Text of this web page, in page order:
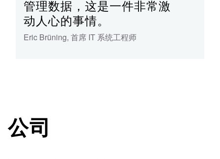
管理数据，这是一件非常激
动人心的事情。
Eric Brüning, 首席 IT 系统工程师
公司